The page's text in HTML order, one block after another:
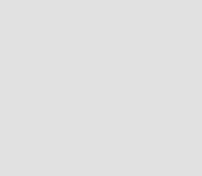
SÄMTLICHE